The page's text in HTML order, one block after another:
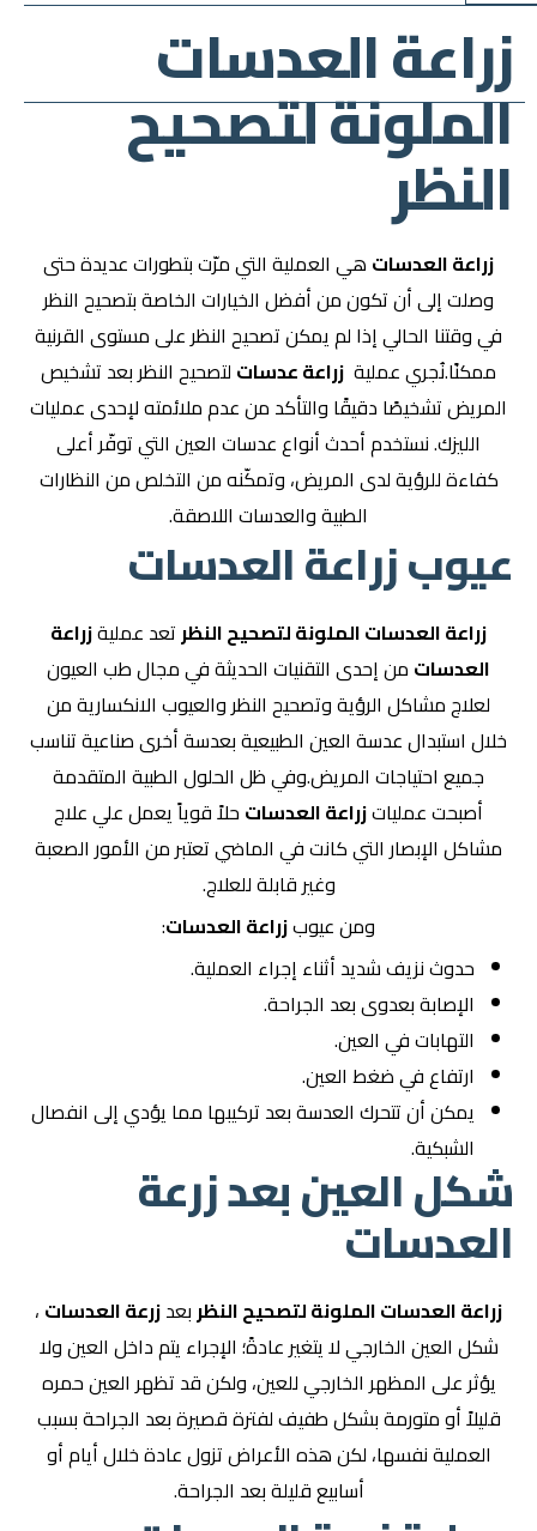
زراعة العدسات
الملونة لتصحيح
النظر
زراعة العدسات هي العملية التي مرّت بتطورات عديدة حتى
وصلت إلى أن تكون من أفضل الخيارات الخاصة بتصحيح النظر
في وقتنا الحالي إذا لم يمكن تصحيح النظر على مستوى القرنية
ممكنًا.نُجري عملية زراعة عدسات لتصحيح النظر بعد تشخيص
المريض تشخيصًا دقيقًا والتأكد من عدم ملائمته لإحدى عمليات
الليزك. نستخدم أحدث أنواع عدسات العين التي توفّر أعلى
كفاءة للرؤية لدى المريض، وتمكّنه من التخلص من النظارات
الطبية والعدسات اللاصقة.
عيوب زراعة العدسات
زراعة العدسات الملونة لتصحيح النظرتعد عمليةزراعة
العدسات من إحدى التقنيات الحديثة في مجال طب العيون
لعلاج مشاكل الرؤية وتصحيح النظر والعيوب الانكسارية من
خلال استبدال عدسة العين الطبيعية بعدسة أخرى صناعية تناسب
جميع احتياجات المريض.وفي ظل الحلول الطبية المتقدمة
أصبحت عملياتزراعة العدسات حلاً قوياً يعمل علي علاج
مشاكل الإبصار التي كانت في الماضي تعتبر من الأمور الصعبة
وغير قابلة للعلاج.
ومن عيوبزراعة العدسات:
حدوث نزيف شديد أثناء إجراء العملية.
الإصابة بعدوى بعد الجراحة.
التهابات في العين.
ارتفاع في ضغط العين.
يمكن أن تتحرك العدسة بعد تركيبها مما يؤدي إلى انفصال
الشبكية.
شكل العين بعد زرعة
العدسات
زراعة العدسات الملونة لتصحيح النظربعدزرعة العدسات ،
شكل العين الخارجي لا يتغير عادةً؛ الإجراء يتم داخل العين ولا
يؤثر على المظهر الخارجي للعين، ولكن قد تظهر العين حمره
قليلاً أو متورمة بشكل طفيف لفترة قصيرة بعد الجراحة بسبب
العملية نفسها، لكن هذه الأعراض تزول عادة خلال أيام أو
أسابيع قليلة بعد الجراحة.